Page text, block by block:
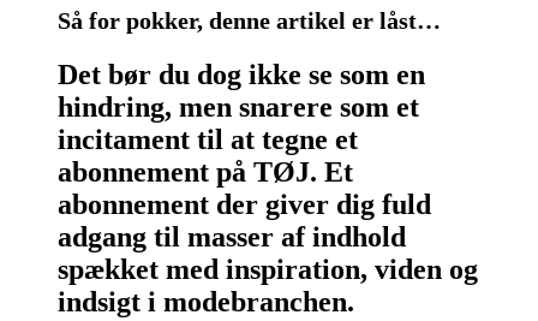
Så for pokker, denne artikel er låst…
Det bør du dog ikke se som en
hindring, men snarere som et
incitament til at tegne et
abonnement på TØJ. Et
abonnement der giver dig fuld
adgang til masser af indhold
spækket med inspiration, viden og
indsigt i modebranchen.